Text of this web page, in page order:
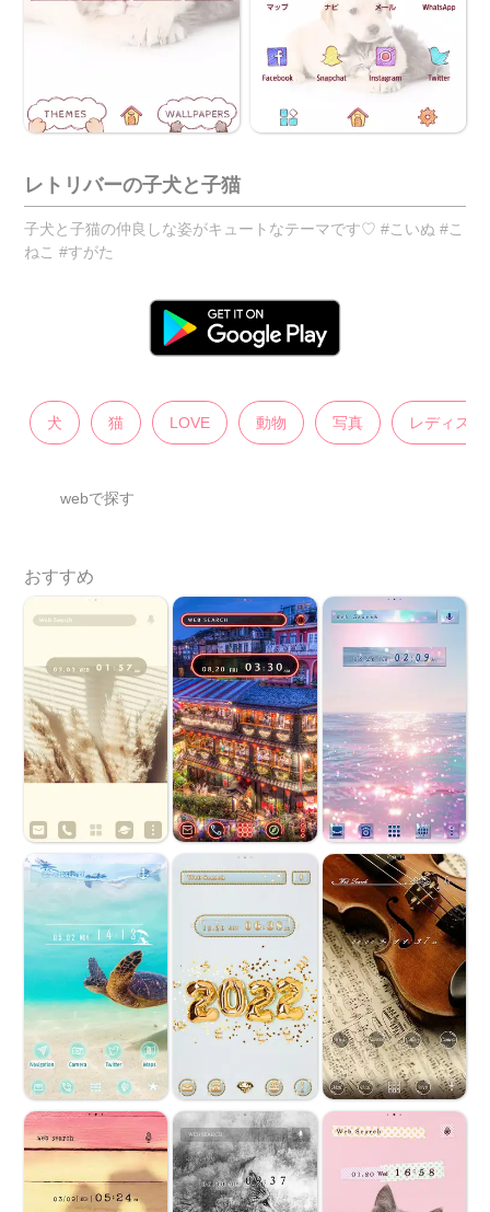
レトリバーの子犬と子猫
子犬と子猫の仲良しな姿がキュートなテーマです♡ #こいぬ #こ
ねこ #すがた
犬 猫 LOVE 動物 写真 レディス
webで探す
おすすめ